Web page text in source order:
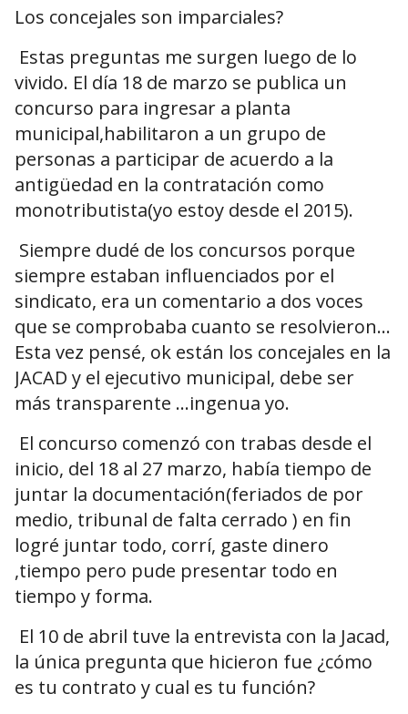
Los concejales son imparciales?
Estas preguntas me surgen luego de lo
vivido. El día 18 de marzo se publica un
concurso para ingresar a planta
municipal,habilitaron a un grupo de
personas a participar de acuerdo a la
antigüedad en la contratación como
monotributista(yo estoy desde el 2015).
Siempre dudé de los concursos porque
siempre estaban influenciados por el
sindicato, era un comentario a dos voces
que se comprobaba cuanto se resolvieron…
Esta vez pensé, ok están los concejales en la
JACAD y el ejecutivo municipal, debe ser
más transparente …ingenua yo.
El concurso comenzó con trabas desde el
inicio, del 18 al 27 marzo, había tiempo de
juntar la documentación(feriados de por
medio, tribunal de falta cerrado ) en fin
logré juntar todo, corrí, gaste dinero
,tiempo pero pude presentar todo en
tiempo y forma.
El 10 de abril tuve la entrevista con la Jacad,
la única pregunta que hicieron fue ¿cómo
es tu contrato y cual es tu función?